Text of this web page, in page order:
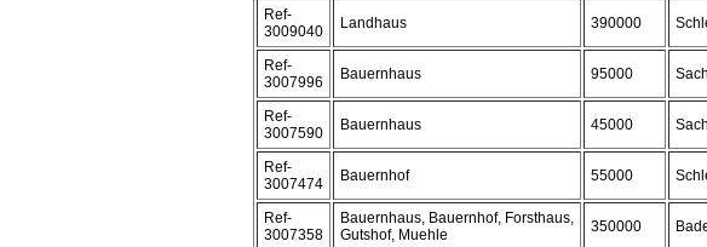
Ref-
3009040
Landhaus 390000
Ref-
3007996
Bauernhaus 95000
Ref-
3007590
Bauernhaus 45000
Ref-
3007474
Bauernhof 55000
Ref-
3007358
Bauernhaus, Bauernhof, Forsthaus,
Gutshof, Muehle
350000